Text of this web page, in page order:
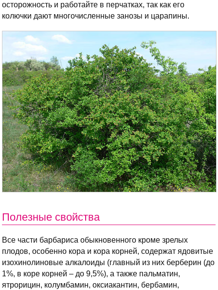
осторожность и работайте в перчатках, так как его
колючки дают многочисленные занозы и царапины.
Полезные свойства
Все части барбариса обыкновенного кроме зрелых
плодов, особенно кора и кора корней, содержат ядовитые
изохинолиновые алкалоиды (главный из них берберин (до
1%, в коре корней – до 9,5%), а также пальматин,
ятрорицин, колумбамин, оксиакантин, бербамин,